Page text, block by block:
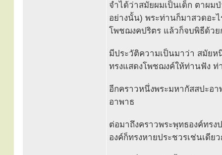
จำได้ว่าสมัยผมเป็นเด็ก ตาผ
อย่างนั้น) พระท่านก็มาสวดอะ
โพชฌงคปริตร แล้วก็จบพิธีด้วย
มีประวัติความเป็นมาว่า สมัยห
ทรงแสดงโพชฌงค์ให้ท่านฟัง ท่
อีกคราวหนึ่งพระมหากัสสปะอ
อาพาธ
ต่อมาถึงคราวพระพุทธองค์ทร
องค์ก็ทรงหายประชวรเช่นเดีย